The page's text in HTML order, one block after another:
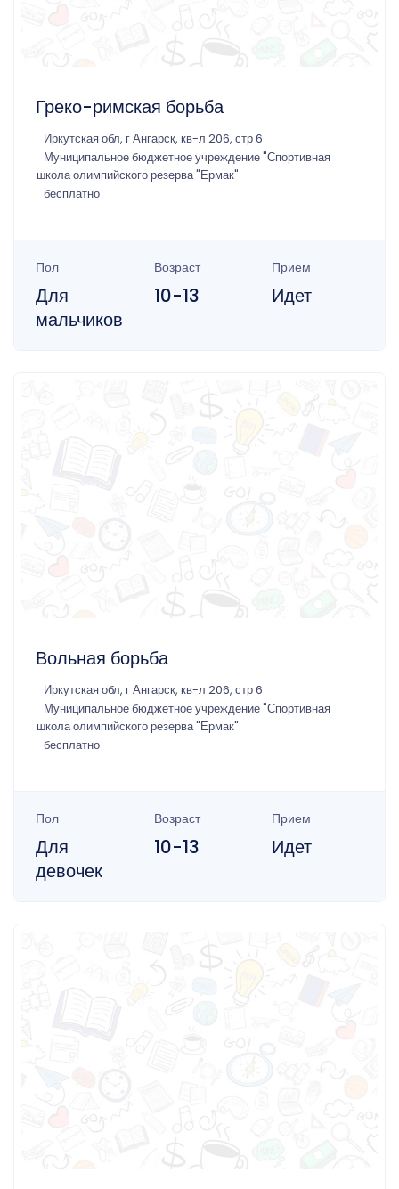
Греко-римская борьба
Иркутская обл, г Ангарск, кв-л 206, стр 6
Муниципальное бюджетное учреждение "Спортивная
школа олимпийского резерва "Ермак"
бесплатно
Пол
Для
мальчиков
Возраст
10-13
Прием
Идет
Вольная борьба
Иркутская обл, г Ангарск, кв-л 206, стр 6
Муниципальное бюджетное учреждение "Спортивная
школа олимпийского резерва "Ермак"
бесплатно
Пол
Для
девочек
Возраст
10-13
Прием
Идет